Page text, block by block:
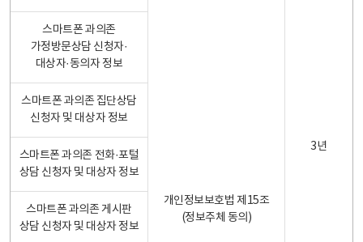
개인정보보호법 제15조
(정보주체 동의)
3년
스마트폰 과의존
가정방문상담 신청자·
대상자·동의자 정보
스마트폰 과의존 집단상담
신청자 및 대상자 정보
스마트폰 과의존 전화·포털
상담 신청자 및 대상자 정보
스마트폰 과의존 게시판
상담 신청자 및 대상자 정보